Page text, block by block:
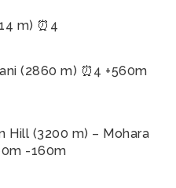
m) ⏰4
(2860 m) ⏰4 +560m
Hill (3200 m) – Mohara
-160m